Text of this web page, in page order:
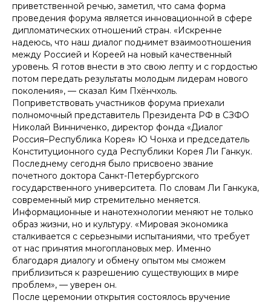
приветственной речью, заметил, что сама форма
проведения форума является инновационной в сфере
дипломатических отношений стран. «Искренне
надеюсь, что наш диалог поднимет взаимоотношения
между Россией и Кореей на новый качественный
уровень. Я готов внести в это свою лепту и с гордостью
потом передать результаты молодым лидерам нового
поколения», — сказал Ким Пхёнчхоль.
Поприветствовать участников форума приехали
полномочный представитель Президента РФ в СЗФО
Николай Винниченко, директор фонда «Диалог
Россия–Республика Корея» Ю Чонха и председатель
Конституционного суда Республики Корея Ли Ганкук.
Последнему сегодня было присвоено звание
почетного доктора Санкт-Петербургского
государственного университета. По словам Ли Ганкука,
современный мир стремительно меняется.
Информационные и нанотехнологии меняют не только
образ жизни, но и культуру. «Мировая экономика
сталкивается с серьезными испытаниями, что требует
от нас принятия многоплановых мер. Именно
благодаря диалогу и обмену опытом мы сможем
приблизиться к разрешению существующих в мире
проблем», — уверен он.
После церемонии открытия состоялось вручение